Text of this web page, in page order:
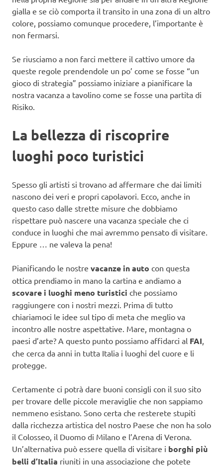
gialla e se ciò comporta il transito in una zona di un altro
colore, possiamo comunque procedere, l’importante è
non fermarsi.
Se riusciamo a non farci mettere il cattivo umore da
queste regole prendendole un po’ come se fosse “un
gioco di strategia” possiamo iniziare a pianificare la
nostra vacanza a tavolino come se fosse una partita di
Risiko.
La bellezza di riscoprire
luoghi poco turistici
Spesso gli artisti si trovano ad affermare che dai limiti
nascono dei veri e propri capolavori. Ecco, anche in
questo caso dalle strette misure che dobbiamo
rispettare può nascere una vacanza speciale che ci
conduce in luoghi che mai avremmo pensato di visitare.
Eppure … ne valeva la pena!
Pianificando le nostre vacanze in auto con questa
ottica prendiamo in mano la cartina e andiamo a
scovare i luoghi meno turistici che possiamo
raggiungere con i nostri mezzi. Prima di tutto
chiariamoci le idee sul tipo di meta che meglio va
incontro alle nostre aspettative. Mare, montagna o
paesi d’arte? A questo punto possiamo affidarci al FAI,
che cerca da anni in tutta Italia i luoghi del cuore e li
protegge.
Certamente ci potrà dare buoni consigli con il suo sito
per trovare delle piccole meraviglie che non sappiamo
nemmeno esistano. Sono certa che resterete stupiti
dalla ricchezza artistica del nostro Paese che non ha solo
il Colosseo, il Duomo di Milano e l’Arena di Verona.
Un’alternativa può essere quella di visitare i borghi più
belli d’Italia riuniti in una associazione che potete